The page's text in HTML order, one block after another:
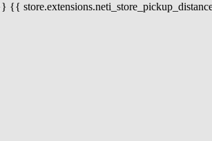
{{